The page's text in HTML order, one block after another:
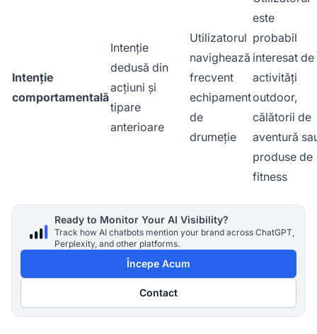
Intenție
comportamentală
Intenție
dedusă din
acțiuni și
tipare
anterioare
Utilizatorul
navighează
frecvent
echipament
de
drumeție
este
probabil
interesat de
activități
outdoor,
călătorii de
aventură
produse de
fitness
Ready to Monitor Your AI Visibility?
Track how AI chatbots mention your brand across ChatGPT,
Perplexity, and other platforms.
Începe Acum
Contact